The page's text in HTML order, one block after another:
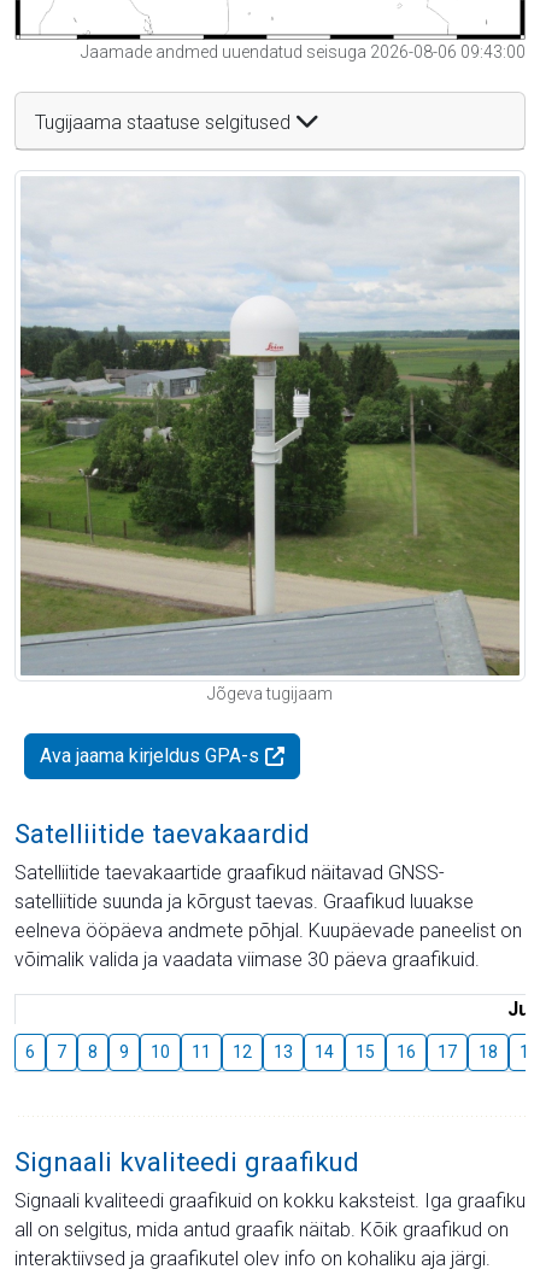
Jaamade andmed uuendatud seisuga 2026-08-06 09:43:00
Tugijaama staatuse selgitused
Jõgeva tugijaam
Ava jaama kirjeldus GPA-s
Satelliitide taevakaardid
Satelliitide taevakaartide graafikud näitavad GNSS-
satelliitide suunda ja kõrgust taevas. Graafikud luuakse
eelneva ööpäeva andmete põhjal. Kuupäevade paneelist on
võimalik valida ja vaadata viimase 30 päeva graafikuid.
6 7 8 9 10 11 12 13 14 15 16 17 18 19
Signaali kvaliteedi graafikud
Signaali kvaliteedi graafikuid on kokku kaksteist. Iga graafiku
all on selgitus, mida antud graafik näitab. Kõik graafikud on
interaktiivsed ja graafikutel olev info on kohaliku aja järgi.